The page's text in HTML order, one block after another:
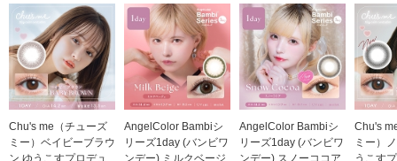
Chu's me（チューズ
ミー）ベイビーブラウ
AngelColor Bambiシ
リーズ1day (バンビワ
AngelColor Bambiシ
リーズ1day (バンビワ
Chu's
ミー）